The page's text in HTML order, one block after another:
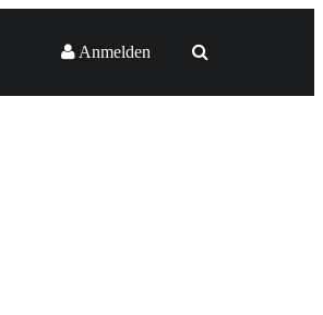
Anmelden